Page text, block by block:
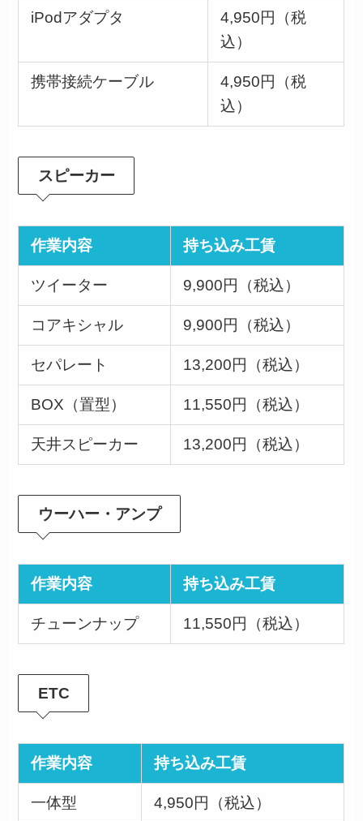
iPodアダプタ
4,950円（税
込）
携帯接続ケーブル
4,950円（税
込）
スピーカー
作業内容 持ち込み工賃
ツイーター 9,900円（税込）
コアキシャル 9,900円（税込）
セパレート 13,200円（税込）
BOX（置型） 11,550円（税込）
天井スピーカー 13,200円（税込）
ウーハー・アンプ
作業内容 持ち込み工賃
チューンナップ 11,550円（税込）
ETC
作業内容 持ち込み工賃
一体型 4,950円（税込）